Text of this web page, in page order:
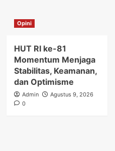
Opini
HUT RI ke-81
Momentum Menjaga
Stabilitas, Keamanan,
dan Optimisme
Admin
Agustus 9, 2026
0